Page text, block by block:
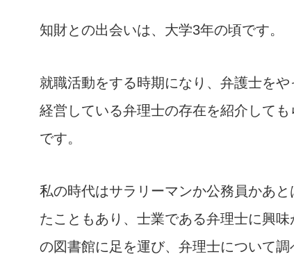
知財との出会いは、大学3年の頃です。
就職活動をする時期になり、弁護士を
経営している弁理士の存在を紹介して
です。
私の時代はサラリーマンか公務員かあ
たこともあり、士業である弁理士に興
の図書館に足を運び、弁理士について調